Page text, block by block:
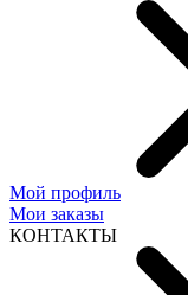
Мой профиль
Мои заказы
КОНТАКТЫ